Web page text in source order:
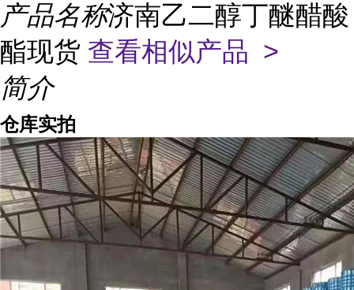
产品名称济南乙二醇丁醚醋酸
酯现货 查看相似产品 >
简介
仓库实拍